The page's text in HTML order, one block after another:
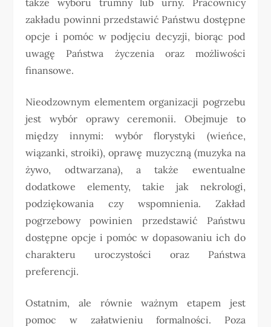
zakładu powinni przedstawić Państwu dostępne
opcje i pomóc w podjęciu decyzji, biorąc pod
uwagę Państwa życzenia oraz możliwości
finansowe.
Nieodzownym elementem organizacji pogrzebu
jest wybór oprawy ceremonii. Obejmuje to
między innymi: wybór florystyki (wieńce,
wiązanki, stroiki), oprawę muzyczną (muzyka na
żywo, odtwarzana), a także ewentualne
dodatkowe elementy, takie jak nekrologi,
podziękowania czy wspomnienia. Zakład
pogrzebowy powinien przedstawić Państwu
dostępne opcje i pomóc w dopasowaniu ich do
charakteru uroczystości oraz Państwa
preferencji.
Ostatnim, ale równie ważnym etapem jest
pomoc w załatwieniu formalności. Poza